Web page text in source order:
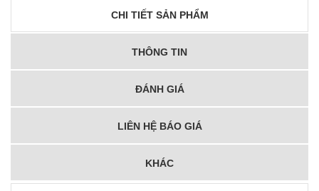
CHI TIẾT SẢN PHẨM
THÔNG TIN
ĐÁNH GIÁ
LIÊN HỆ BÁO GIÁ
KHÁC